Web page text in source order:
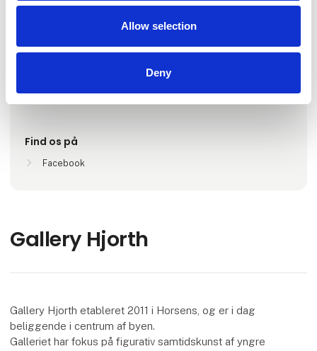
Allow selection
Deny
Antal medarbejdere
Find os på
Facebook
Gallery Hjorth
Gallery Hjorth etableret 2011 i Horsens, og er i dag
beliggende i centrum af byen.
Galleriet har fokus på figurativ samtidskunst af yngre